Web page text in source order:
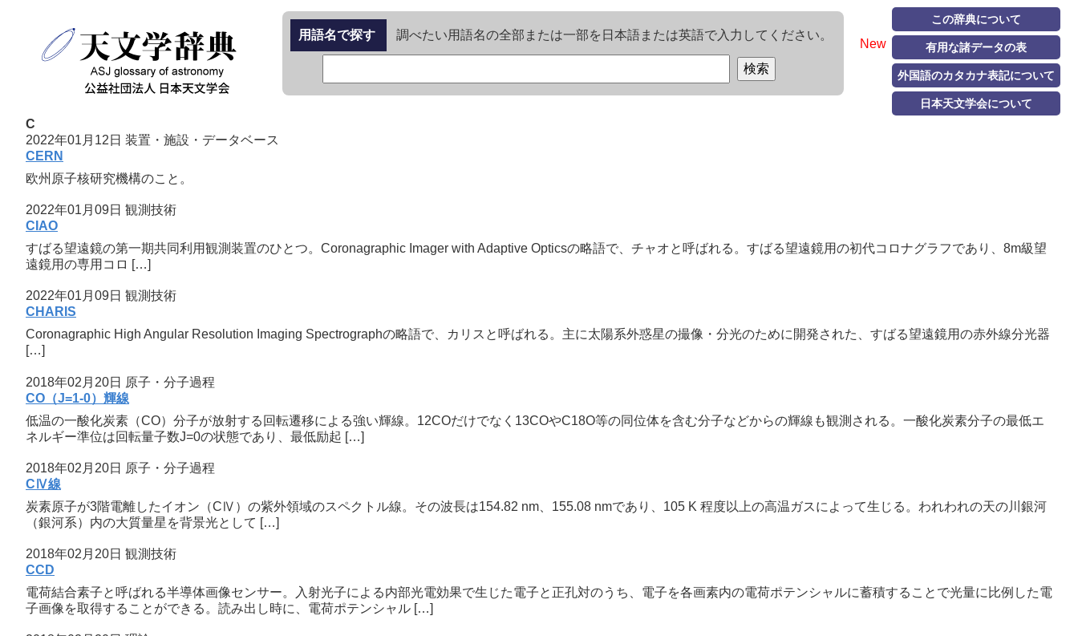
New
この辞典について
有用な諸データの表
外国語のカタカナ表記について
日本天文学会について
用語名で探す 調べたい用語名の全部または一部を日本語または英語で入力してください。
C
2022年01月12日 装置・施設・データベース
CERN
欧州原子核研究機構のこと。
2022年01月09日 観測技術
CIAO
すばる望遠鏡の第一期共同利用観測装置のひとつ。Coronagraphic Imager with Adaptive Opticsの略語で、チャオと呼ばれる。すばる望遠鏡用の初代コロナグラフであり、8m級望
遠鏡用の専用コロ […]
2022年01月09日 観測技術
CHARIS
Coronagraphic High Angular Resolution Imaging Spectrographの略語で、カリスと呼ばれる。主に太陽系外惑星の撮像・分光のために開発された、すばる望遠鏡用の赤外線分光器
[…]
2018年02月20日 原子・分子過程
CO（J=1-0）輝線
低温の一酸化炭素（CO）分子が放射する回転遷移による強い輝線。12COだけでなく13COやC18O等の同位体を含む分子などからの輝線も観測される。一酸化炭素分子の最低エ
ネルギー準位は回転量子数J=0の状態であり、最低励起 […]
2018年02月20日 原子・分子過程
CⅣ線
炭素原子が3階電離したイオン（CⅣ）の紫外領域のスペクトル線。その波長は154.82 nm、155.08 nmであり、105 K 程度以上の高温ガスによって生じる。われわれの天の川銀河
（銀河系）内の大質量星を背景光として […]
2018年02月20日 観測技術
CCD
電荷結合素子と呼ばれる半導体画像センサー。入射光子による内部光電効果で生じた電子と正孔対のうち、電子を各画素内の電荷ポテンシャルに蓄積することで光量に比例した電
子画像を取得することができる。読み出し時に、電荷ポテンシャル […]